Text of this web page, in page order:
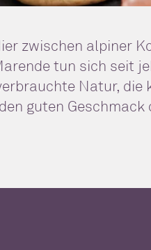
zwischen alpiner
tun sich seit
Natur,
guten Geschmack